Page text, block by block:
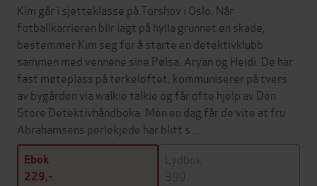
Kim går i sjetteklasse på Torshov i Oslo. Når
fotballkarrieren blir lagt på hylla grunnet en skade,
bestemmer Kim seg for å starte en detektivklubb
sammen med vennene sine Pølsa, Aryan og Heidi. De har
fast møteplass på tørkeloftet, kommuniserer på tvers
av bygården via walkie talkie og får ofte hjelp av Den
Store Detektivhåndboka. Men en dag får de vite at fru
Abrahamsens perlekjede har blitt s…
Ebok
229,-
Lydbok
399,-